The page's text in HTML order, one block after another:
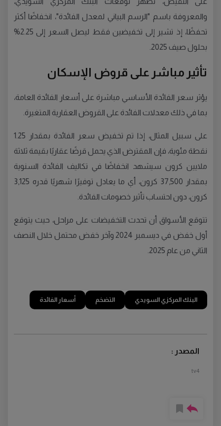
والمعروفة باسم "الرسم البياني لمعدل الفائدة"، انخفاضًا أكثر
تحفظًا، إذ تشير إلى تخفيضين فقط ليصل السعر إلى 2.25%
بحلول صيف 2025.
تأثير مباشر على قروض الإسكان
يؤثر سعر الفائدة الأساسي مباشرة على أسعار الفائدة العامة،
بما في ذلك معدلات الفائدة على القروض العقارية المتغيرة.
على سبيل المثال، إذا تم تخفيض سعر الفائدة بمقدار 1.25
نقطة مئوية، فإن المقترض الذي يحمل قرضًا عقاريًا بقيمة ثلاثة
ملايين كرون سيشهد انخفاضًا في تكاليف الفائدة السنوية
بمقدار 37,500 كرون، أي ما يعادل توفيرًا شهريًا قدره 3,125
كرون، دون احتساب تأثير خصومات الفائدة.
تتوقع الأسواق أن تحدث التخفيضات على مراحل، حيث يتوقع
أول خفض في ديسمبر 2024 وآخر خفض محتمل خلال النصف
الثاني من عام 2025.
البنك المركزي السويدي التضخم أسعار الفائدة
المصدر :
tv4